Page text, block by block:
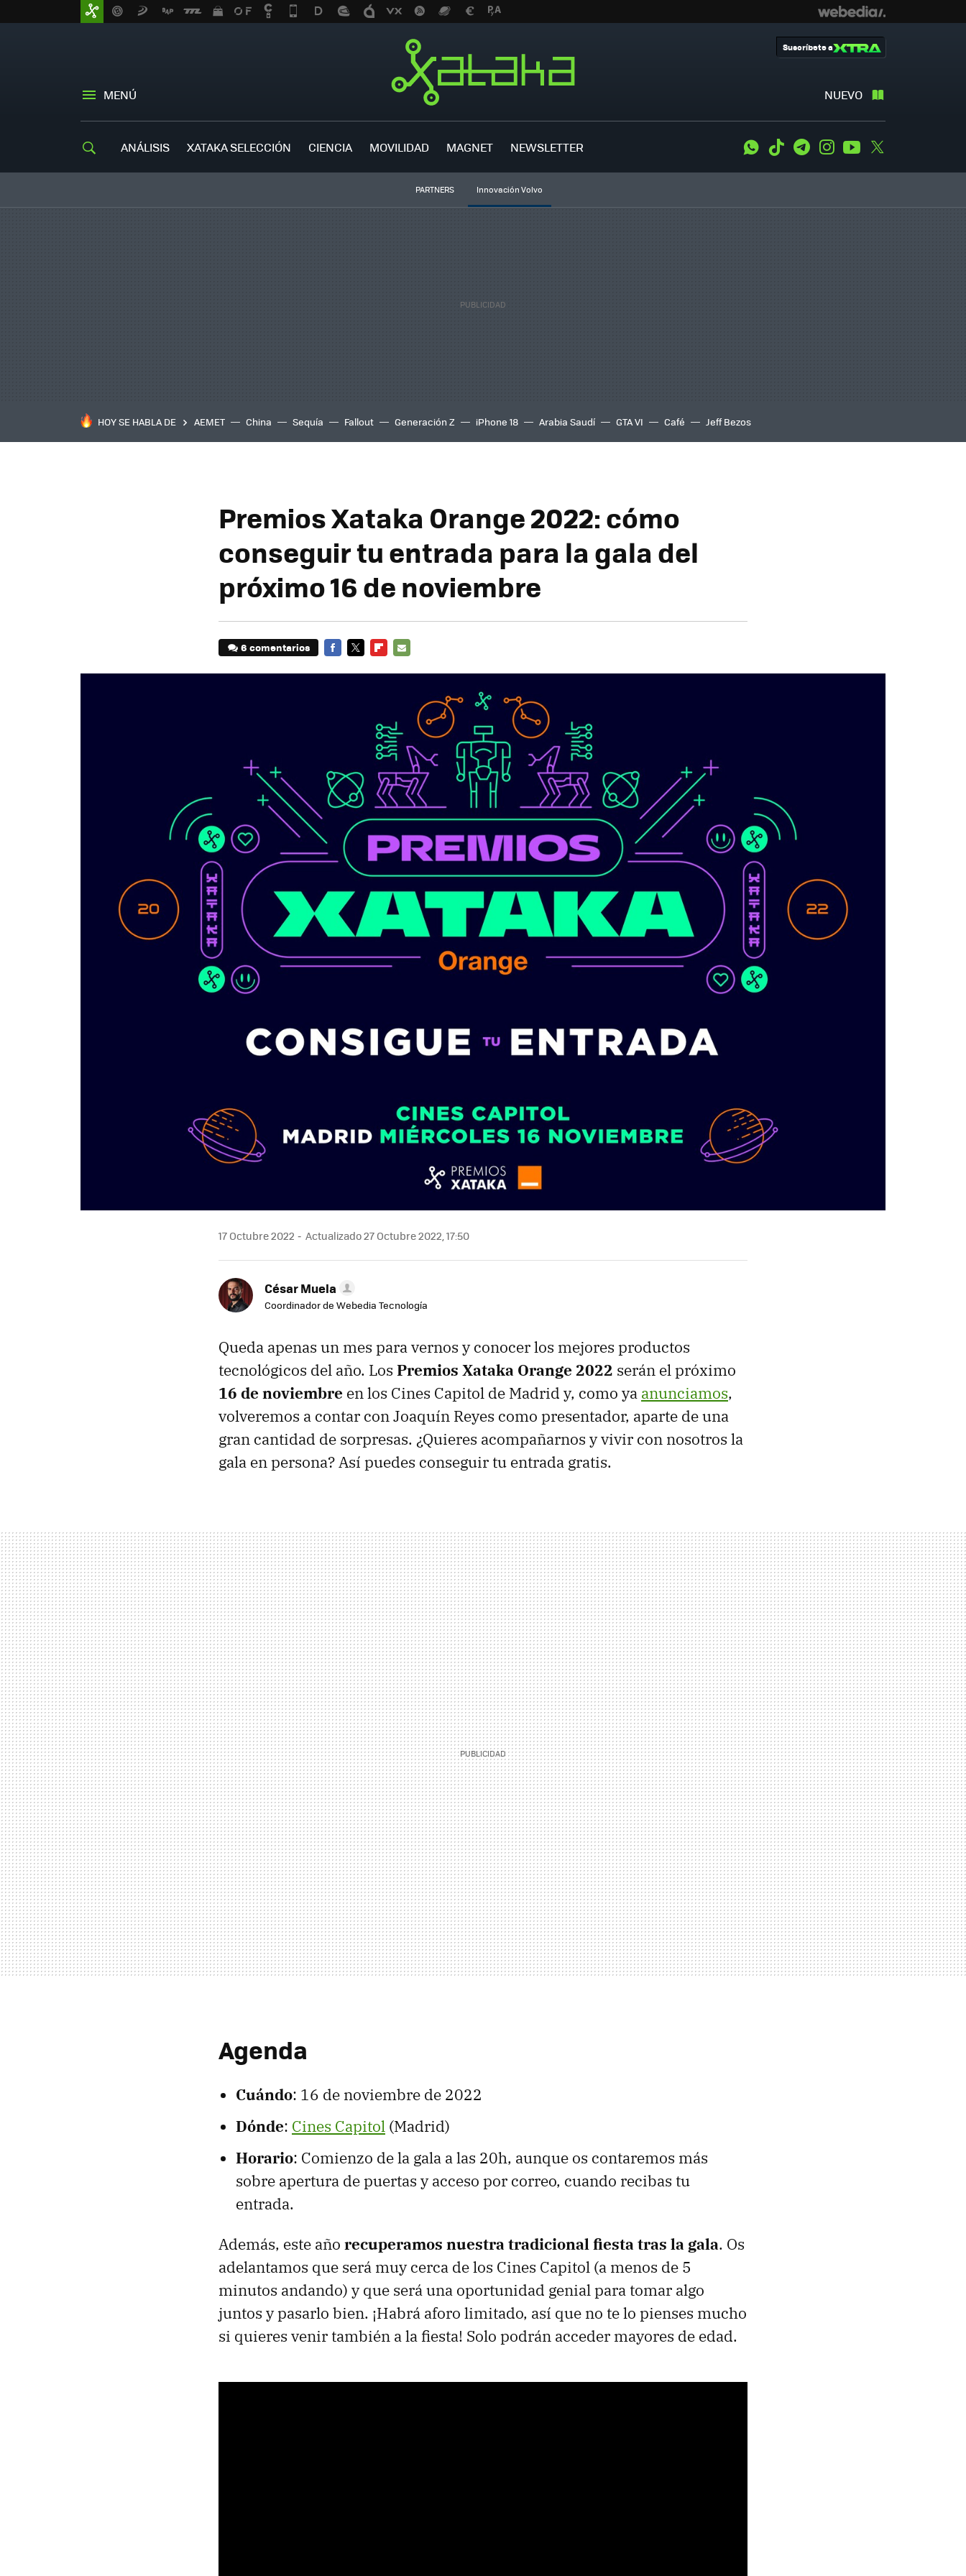
MENÚ NUEVO
Suscríbete a
ANÁLISIS XATAKA SELECCIÓN CIENCIA MOVILIDAD MAGNET NEWSLETTER WhatsApp
Tiktok TelegramInstagramYoutube
PARTNERS Innovación Volvo
HOY SE HABLA DE AEMET China Sequía Fallout Generación Z iPhone 18 Arabia Saudí GTA VI Café Jeff Bezos
Premios Xataka Orange 2022: cómo
conseguir tu entrada para la gala del
próximo 16 de noviembre
6 comentarios
17 Octubre 2022 Actualizado 27 Octubre 2022, 17:50
César Muela
Coordinador de Webedia Tecnología
Queda apenas un mes para vernos y conocer los mejores productos
tecnológicos del año. Los Premios Xataka Orange 2022 serán el próximo
16 de noviembre en los Cines Capitol de Madrid y, como ya anunciamos,
volveremos a contar con Joaquín Reyes como presentador, aparte de una
gran cantidad de sorpresas. ¿Quieres acompañarnos y vivir con nosotros la
gala en persona? Así puedes conseguir tu entrada gratis.
Agenda
Cuándo: 16 de noviembre de 2022
Dónde: Cines Capitol (Madrid)
Horario: Comienzo de la gala a las 20h, aunque os contaremos más
sobre apertura de puertas y acceso por correo, cuando recibas tu
entrada.
Además, este año recuperamos nuestra tradicional fiesta tras la gala. Os
adelantamos que será muy cerca de los Cines Capitol (a menos de 5
minutos andando) y que será una oportunidad genial para tomar algo
juntos y pasarlo bien. ¡Habrá aforo limitado, así que no te lo pienses mucho
si quieres venir también a la fiesta! Solo podrán acceder mayores de edad.